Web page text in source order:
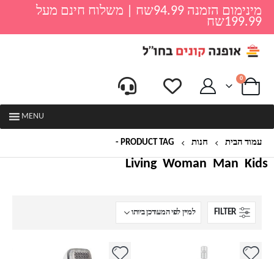
מינימום הזמנה 94.99שח | משלוח חינם מעל
199.99שח
0
MENU
עמוד הבית חנות PRODUCT TAG -
Kids
Man
Woman
Living
FILTER